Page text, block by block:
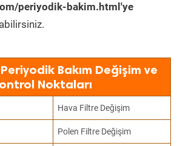
periyodik-bakim.html'ye
Bakım Değişim ve
Noktaları
Hava Filtre Değişim
Polen Filtre Değişim